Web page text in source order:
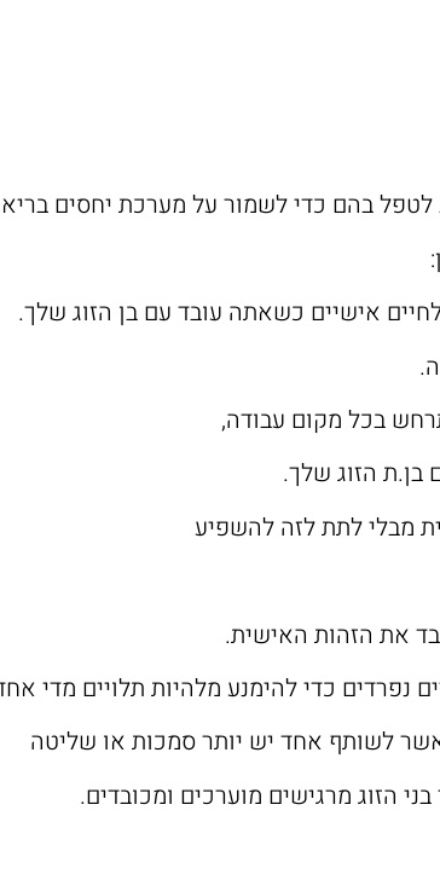
אישיים כשאתה עובד עם בן הזוג שלך.
בכל מקום עבודה,
בן.ת הזוג שלך.
מבלי לתת לזה להשפיע
את הזהות האישית.
נפרדים כדי להימנע מלהיות תלויים מדי
לשותף אחד יש יותר סמכות או שליטה
הזוג מרגישים מוערכים ומכובדים.